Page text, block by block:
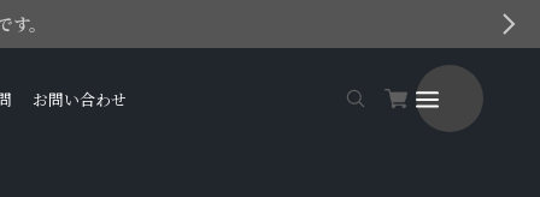
。
お問い合わせ